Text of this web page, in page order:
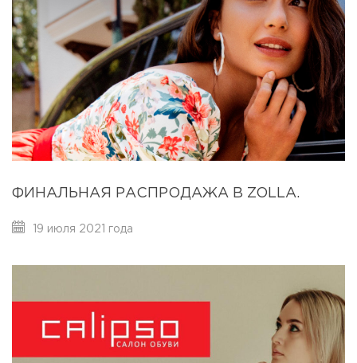
ФИНАЛЬНАЯ РАСПРОДАЖА В ZOLLA.
19 июля 2021 года